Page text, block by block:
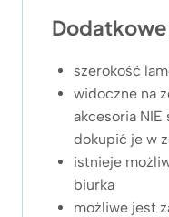
szerokość
widoczne na
akcesoria NIE
dokupić je w
istnieje
biurka
możliwe jest